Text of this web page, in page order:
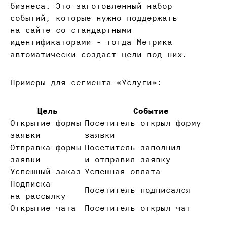
бизнеса. Это заготовленный набор
событий, которые нужно поддержать
на сайте со стандартными
идентификаторами - тогда Метрика
автоматически создаст цели под них.
Примеры для сегмента «Услуги»:
Цель
Событие
Открытие формы
заявки
Посетитель открыл форму
заявки
Отправка формы
заявки
Посетитель заполнил
и отправил заявку
Успешный заказ Успешная оплата
Подписка
на рассылку
Посетитель подписался
Открытие чата
Посетитель открыл чат